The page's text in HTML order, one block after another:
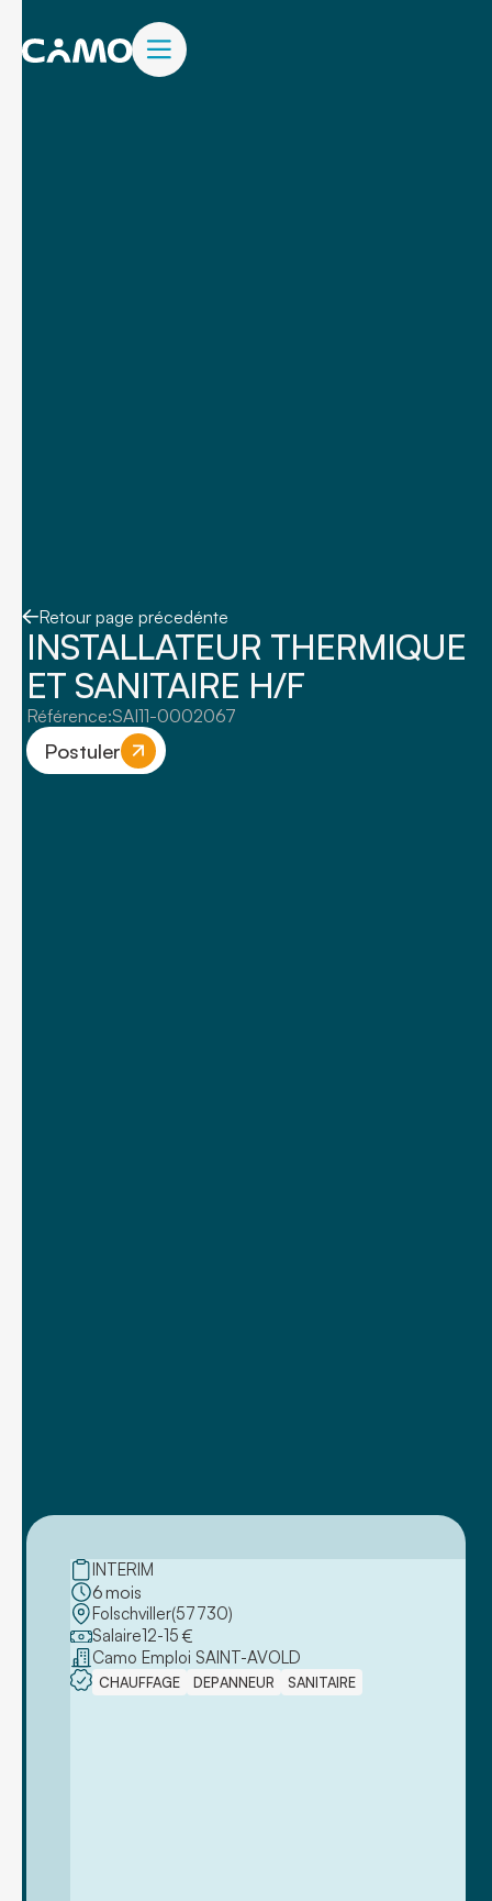
Retour page précedénte
INSTALLATEUR THERMIQUE
ET SANITAIRE H/F
Référence:SAI11-0002067
Postuler
INTERIM
6mois
Folschviller(57730)
Salaire12-15 €
Camo Emploi SAINT-AVOLD
CHAUFFAGE DEPANNEUR SANITAIRE